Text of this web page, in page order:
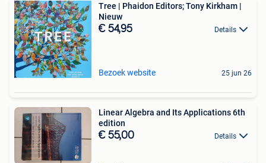
Tree | Phaidon Editors; Tony Kirkham |
Nieuw
€ 54,95 Details
Bezoek website 25 jun 26
Linear Algebra and Its Applications 6th
edition
€ 55,00 Details